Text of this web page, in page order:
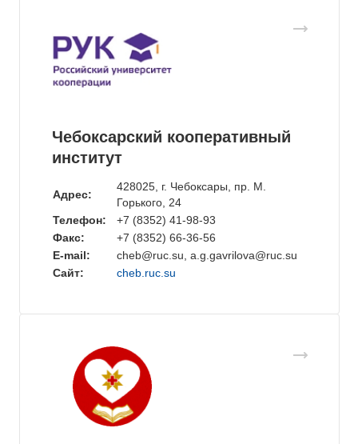
Чебоксарский кооперативный
институт
Адрес:
428025, г. Чебоксары, пр. М.
Горького, 24
Телефон:
+7 (8352) 41-98-93
Факс:
+7 (8352) 66-36-56
E-mail:
cheb@ruc.su, a.g.gavrilova@ruc.su
Сайт:
cheb.ruc.su